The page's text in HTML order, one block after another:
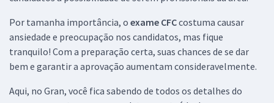
Por tamanha importância, o exame CFCcostuma causar
ansiedade e preocupação nos candidatos, mas fique
tranquilo! Com a preparação certa, suas chances de se dar
bem e garantir a aprovação aumentam consideravelmente.
Aqui, no Gran, você fica sabendo de todos os detalhes do